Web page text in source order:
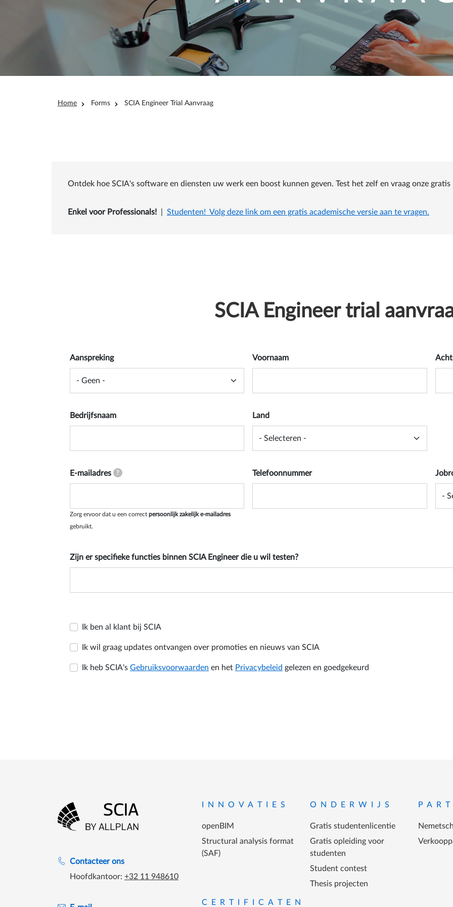
Kruimelpad
Home Forms SCIA Engineer Trial Aanvraag
Ontdek hoe SCIA's software en diensten uw werk een boost kunnen geven. Test het zelf en vraag onze gratis
Enkel voor Professionals! Studenten! Volg deze link om een gratis academische versie aan te vragen.
SCIA Engineer trial
Aanspreking Voornaam
Bedrijfsnaam Land
E-mailadres ?
Zorg ervoor dat u een correct persoonlijk zakelijk e-mailadres
gebruikt.
Telefoonnummer
Zijn er specifieke functies binnen SCIA Engineer die u wil testen?
Ik ben al klant bij SCIA
Ik wil graag updates ontvangen over promoties en nieuws van SCIA
Ik heb SCIA's Gebruiksvoorwaarden en het Privacybeleid gelezen en goedgekeurd
Support tijdens de katooruren
Contacteer ons
Hoofdkantoor: +32 11 948610
Footer-menu
INNOVATIES
openBIM
Structural analysis format
(SAF)
ONDERWIJS
Gratis studentenlicentie
Gratis opleiding voor
studenten
Student contest
Thesis projecten
CERTIFICATEN